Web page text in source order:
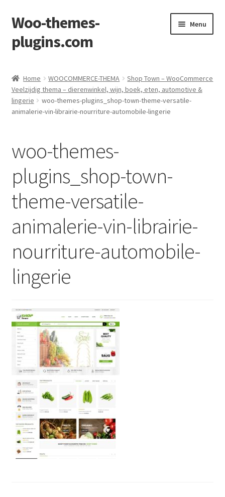
Skip
to
navigation
Skip
to
content
Woo-themes-
plugins.com
Menu
Home WOOCOMMERCE-THEMA
Shop Town – WooCommerce
Veelzijdig thema – dierenwinkel, wijn, boek, eten, automotive &
lingerie
woo-themes-plugins_shop-town-theme-versatile-
animalerie-vin-librairie-nourriture-automobile-lingerie
woo-themes-
plugins_shop-town-
theme-versatile-
animalerie-vin-librairie-
nourriture-automobile-
lingerie